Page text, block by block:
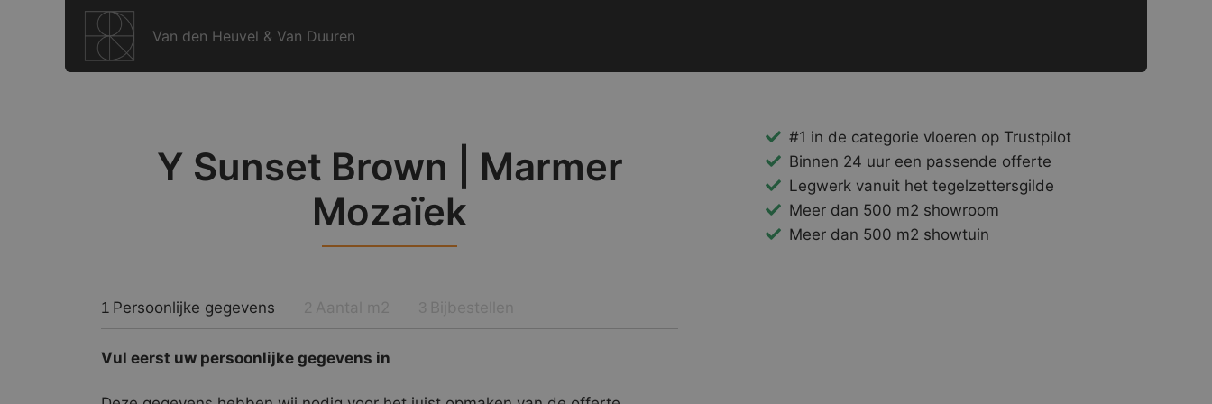
Van den Heuvel & Van Duuren
Y Sunset Brown | Marmer
Mozaïek
1 Persoonlijke gegevens
Vul eerst uw persoonlijke gegevens in
#1 in de categorie vloeren op Trustpilot
Binnen 24 uur een passende offerte
Legwerk vanuit het tegelzettersgilde
Meer dan 500 m2 showroom
Meer dan 500 m2 showtuin